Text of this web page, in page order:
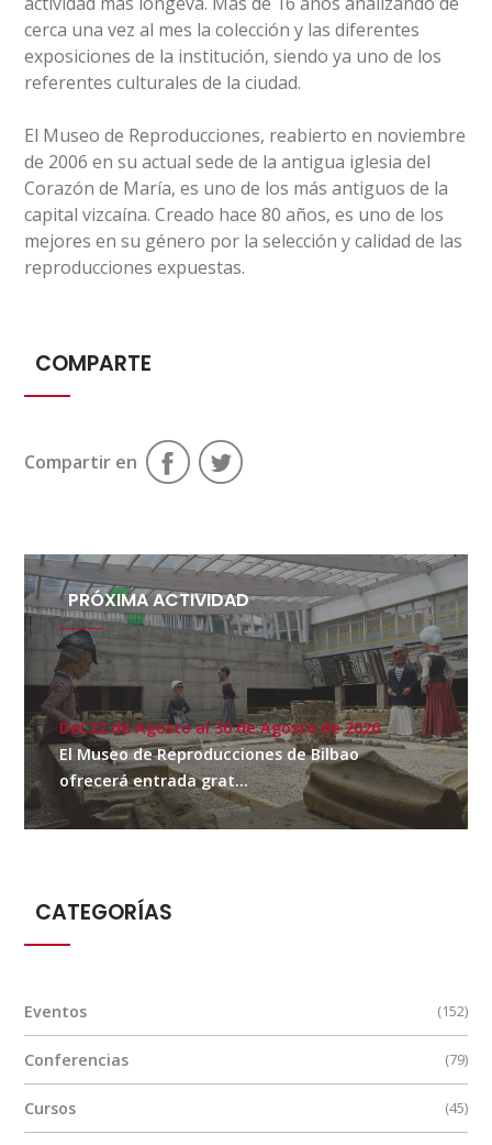
cerca una vez al mes la colección y las diferentes
exposiciones de la institución, siendo ya uno de los
referentes culturales de la ciudad.
El Museo de Reproducciones, reabierto en noviembre
de 2006 en su actual sede de la antigua iglesia del
Corazón de María, es uno de los más antiguos de la
capital vizcaína. Creado hace 80 años, es uno de los
mejores en su género por la selección y calidad de las
reproducciones expuestas.
COMPARTE
Compartir en
PRÓXIMA ACTIVIDAD
Del 22 de Agosto al 30 de Agosto de 2026
El Museo de Reproducciones de Bilbao
ofrecerá entrada grat...
CATEGORÍAS
Eventos (152)
Conferencias (79)
Cursos (45)